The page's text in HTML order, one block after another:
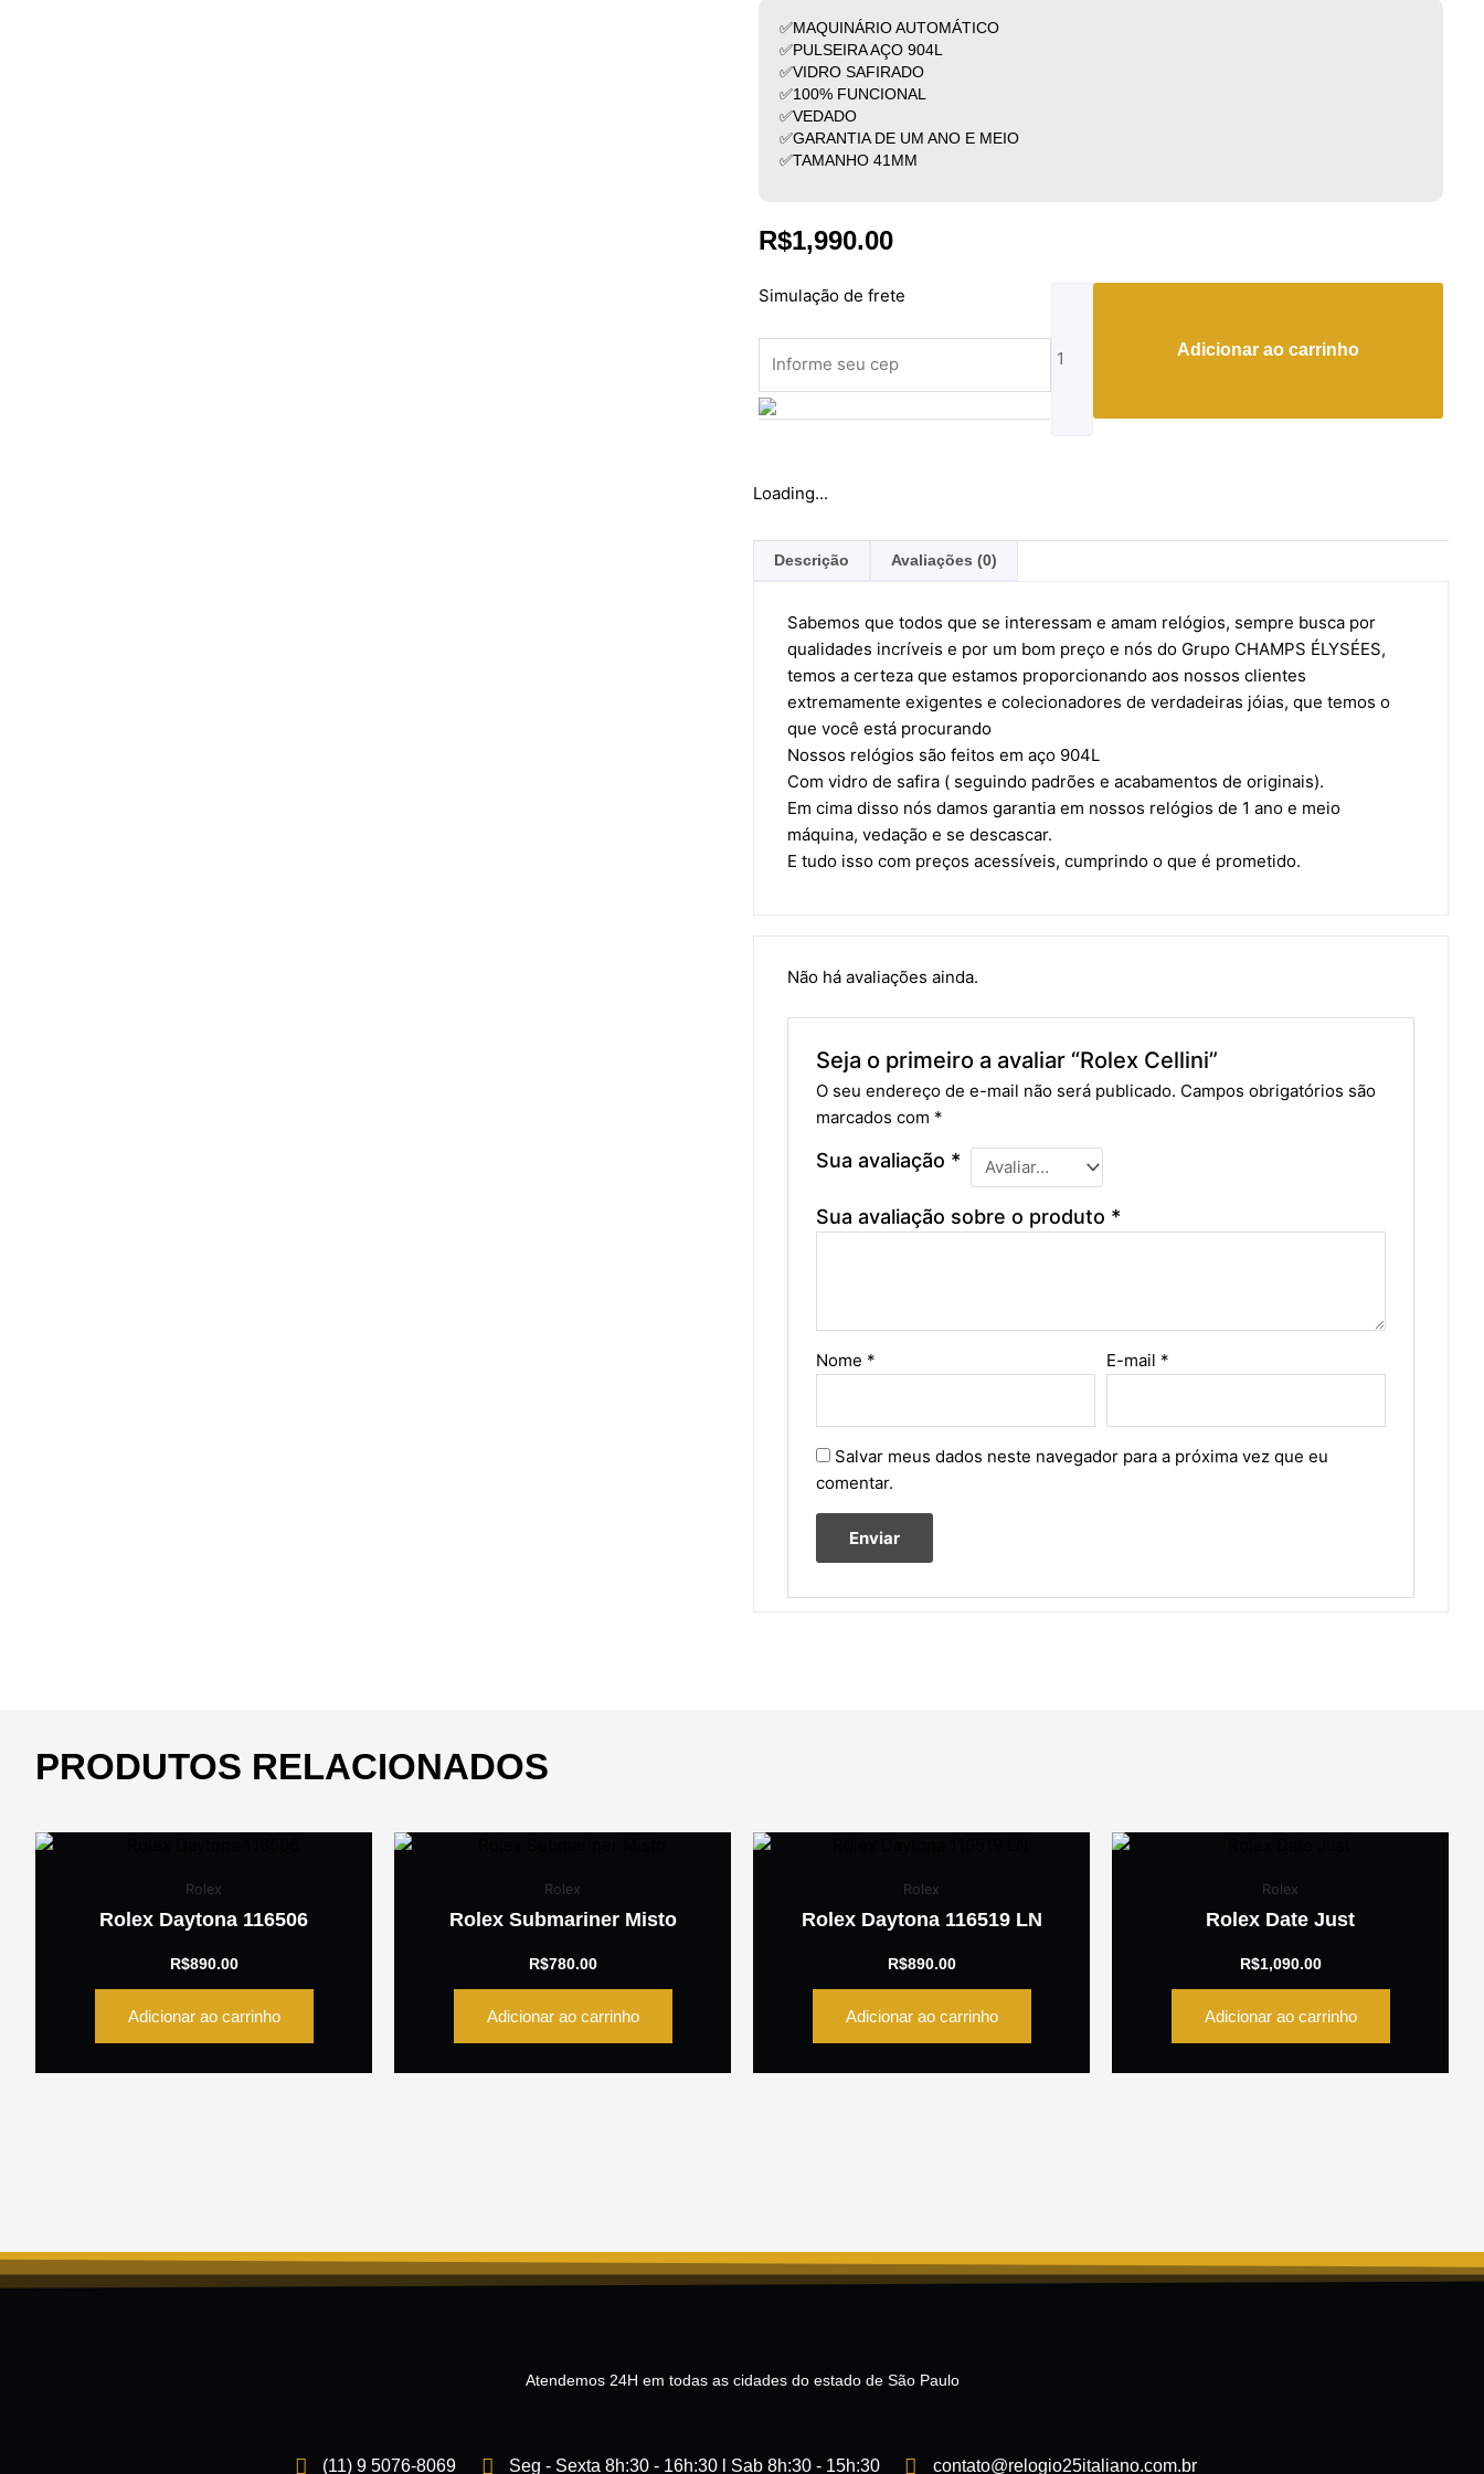
✅MAQUINÁRIO AUTOMÁTICO
✅PULSEIRA AÇO 904L
✅VIDRO SAFIRADO
✅100% FUNCIONAL
✅VEDADO
✅GARANTIA DE UM ANO E MEIO
✅TAMANHO 41MM
R$1,990.00
Simulação de frete
quantidade
Adicionar ao carrinho
Loading...
Descrição Avaliações (0)
Sabemos que todos que se interessam e amam relógios, sempre busca por
qualidades incríveis e por um bom preço e nós do Grupo CHAMPS ÉLYSÉES,
temos a certeza que estamos proporcionando aos nossos clientes
extremamente exigentes e colecionadores de verdadeiras jóias, que temos o
que você está procurando
Nossos relógios são feitos em aço 904L
Com vidro de safira ( seguindo padrões e acabamentos de originais).
Em cima disso nós damos garantia em nossos relógios de 1 ano e meio
máquina, vedação e se descascar.
E tudo isso com preços acessíveis, cumprindo o que é prometido.
Não há avaliações ainda.
Seja o primeiro a avaliar “Rolex Cellini”
O seu endereço de e-mail não será publicado. Campos obrigatórios são
marcados com *
Sua avaliação *
Sua avaliação sobre o produto *
Nome * E-mail *
Salvar meus dados neste navegador para a próxima vez que eu
comentar.
PRODUTOS RELACIONADOS
Rolex
Rolex Daytona 116506
R$890.00
Adicionar ao carrinho
Rolex
Rolex Submariner Misto
R$780.00
Adicionar ao carrinho
Rolex
Rolex Daytona 116519 LN
R$890.00
Adicionar ao carrinho
Rolex
Rolex Date Just
R$1,090.00
Adicionar ao carrinho
Atendemos 24H em todas as cidades do estado de São Paulo
(11) 9 5076-8069 Seg - Sexta 8h:30 - 16h:30 l Sab 8h:30 - 15h:30 contato@relogio25italiano.com.br